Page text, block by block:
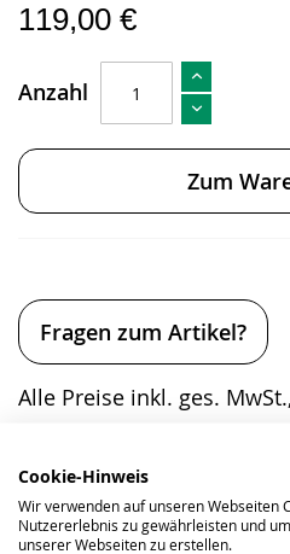
119,00 €
Anzahl
Zum
Fragen zum Artikel?
Alle Preise inkl. ges.
Cookie-Hinweis
Wir verwenden auf unseren Webseiten
Nutzererlebnis zu gewährleisten und
unserer Webseiten zu erstellen.